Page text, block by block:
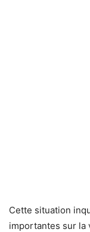
Cette situation
importantes sur la